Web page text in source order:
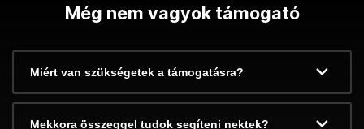
Még nem vagyok támogató
Miért van szükségetek a támogatásra?
Mekkora összeggel tudok segíteni nektek?